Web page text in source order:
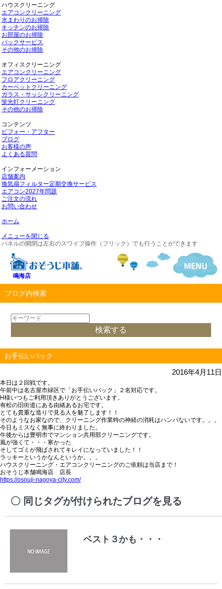
ハウスクリーニング
エアコンクリーニング
水まわりのお掃除
キッチンのお掃除
お部屋のお掃除
パックサービス
その他のお掃除
オフィスクリーニング
エアコンクリーニング
フロアクリーニング
カーペットクリーニング
ガラス・サッシクリーニング
蛍光灯クリーニング
その他のお掃除
コンテンツ
ビフォー・アフター
ブログ
お客様の声
よくある質問
インフォーメーション
店舗案内
換気扇フィルター定期交換サービス
エアコン2027年問題
ご注文の流れ
お問い合わせ
ホーム
メニューを閉じる
パネルの開閉は左右のスワイプ操作（フリック）でも行うことができます
鳴海店
ブログ内検索
お手伝いパック
2016年4月11日
本日は２回戦です。
午前中は名古屋市緑区で「お手伝いパック」２名対応です。
H様いつもご利用頂きありがとうございます。
有松の旧街道にある由緒あるお宅です。
とても貴重な造りで見る人を魅了します！！
そのようなお家なので、クリーニング作業時の神経の消耗はハンパないです。。。
今日もミスなく無事に終わりました。
午後からは豊明市でマンション共用部クリーニングです。
風が強くて・・・寒かった
そしてゴミが飛ばされてキレイになっていました！！
ラッキーというかなんというか。。。
ハウスクリーニング・エアコンクリーニングのご依頼は当店まで！
おそうじ本舗鳴海店 店長
https://osouji-nagoya-city.com/
同じタグが付けられたブログを見る
ベスト３かも・・・